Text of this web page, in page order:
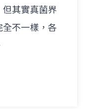
但其實真菌界
全不一樣，各